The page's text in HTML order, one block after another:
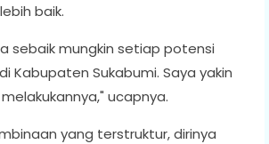
baik.
sebaik mungkin setiap potensi
Kabupaten Sukabumi. Saya yakin
ucapnya.
yang terstruktur, dirinya